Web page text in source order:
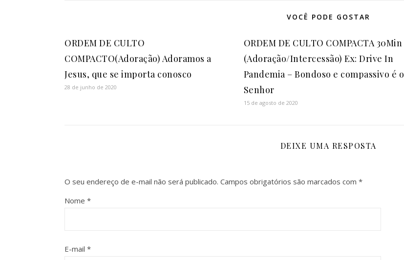
VOCÊ PODE GOSTAR
ORDEM DE CULTO
COMPACTO(Adoração) Adoramos a
Jesus, que se importa conosco
28 de junho de 2020
ORDEM DE CULTO COMPACTA 30Min
(Adoração/Intercessão) Ex: Drive In
Pandemia – Bondoso e compassivo é o
Senhor
15 de agosto de 2020
DEIXE UMA RESPOSTA
O seu endereço de e-mail não será publicado. Campos obrigatórios são marcados com *
Nome *
E-mail *